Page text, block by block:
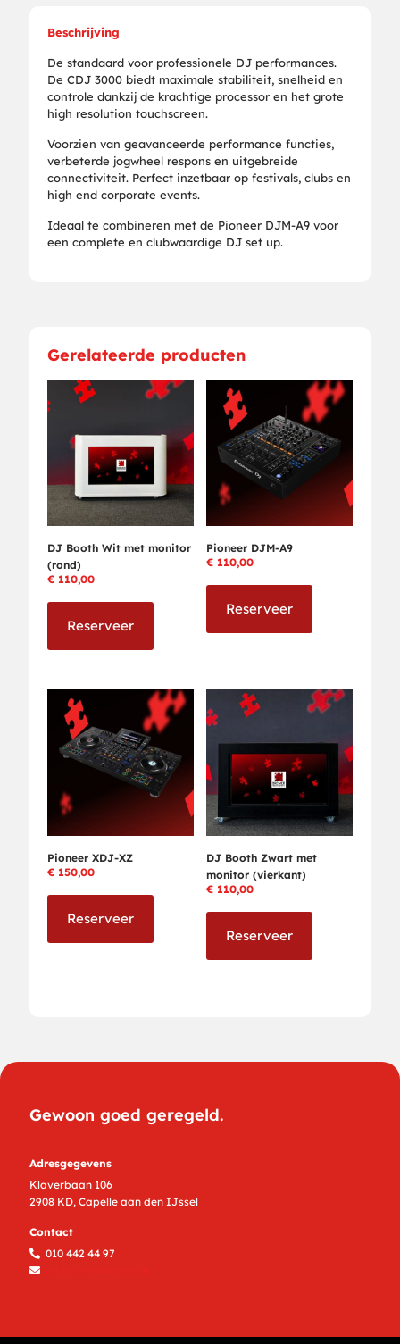
Beschrijving
De standaard voor professionele DJ performances.
De CDJ 3000 biedt maximale stabiliteit, snelheid en
controle dankzij de krachtige processor en het grote
high resolution touchscreen.
Voorzien van geavanceerde performance functies,
verbeterde jogwheel respons en uitgebreide
connectiviteit. Perfect inzetbaar op festivals, clubs en
high end corporate events.
Ideaal te combineren met de Pioneer DJM-A9 voor
een complete en clubwaardige DJ set up.
Gerelateerde producten
DJ Booth Wit met monitor
(rond)
€ 110,00
Reserveer
Pioneer DJM-A9
€110,00
Reserveer
Pioneer XDJ-XZ
€ 150,00
Reserveer
DJ Booth Zwart met
monitor (vierkant)
€110,00
Reserveer
Gewoon goed geregeld.
Adresgegevens
Klaverbaan 106
2908 KD, Capelle aan den IJssel
Contact
010 442 44 97